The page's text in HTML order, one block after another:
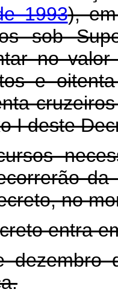
1993),
sob
no
e
I deste
no
entra
dezembro